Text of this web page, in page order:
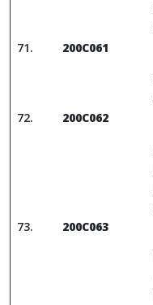
200C061
200C062
200C063